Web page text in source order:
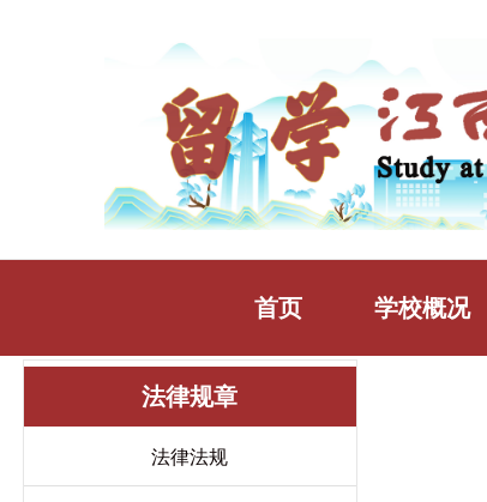
首页 学校概况
法律规章
法律法规